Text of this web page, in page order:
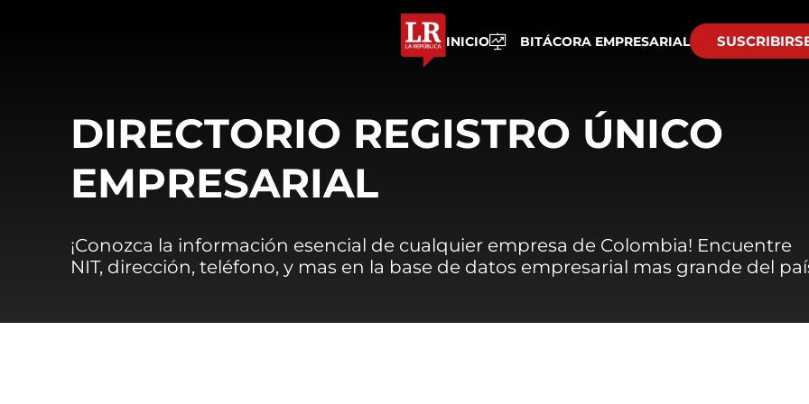
INICIO BITÁCORA EMPRESARIAL
DIRECTORIO REGISTRO ÚNICO
EMPRESARIAL
¡Conozca la información esencial de cualquier empresa de Colombia! Encuentre
NIT, dirección, teléfono, y mas en la base de datos empresarial mas grande del